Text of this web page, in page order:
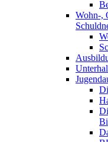
Wohn-,